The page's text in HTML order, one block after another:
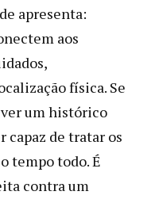
apresenta:
aos
física. Se
um histórico
de tratar os
tempo todo. É
contra um